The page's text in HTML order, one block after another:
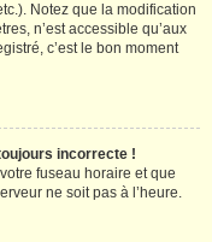
Notez que la modification
n’est accessible qu’aux
c’est le bon moment
incorrecte !
fuseau horaire et que
ne soit pas à l’heure.